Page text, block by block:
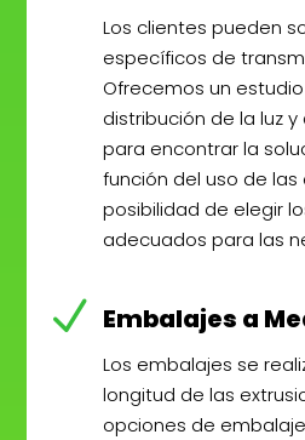
Los clientes pueden
específicos de
Ofrecemos un
distribución de la luz
para encontrar la
función del uso de las
posibilidad de elegir
adecuados para las
N Embalajes a
Los embalajes se
longitud de las
opciones de